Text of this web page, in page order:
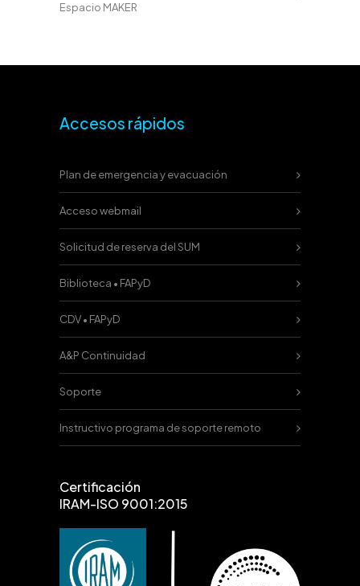
Espacio MAKER
Accesos rápidos
Plan de emergencia y evacuación
Acceso webmail
Solicitud de reserva del SUM
Biblioteca • FAPyD
CDV • FAPyD
A&P Continuidad
Soporte
Instructivo programa de soporte remoto
Certificación
IRAM-ISO 9001:2015